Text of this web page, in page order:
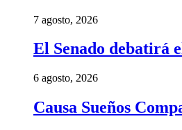
7 agosto, 2026
El Senado debatirá
6 agosto, 2026
Causa Sueños